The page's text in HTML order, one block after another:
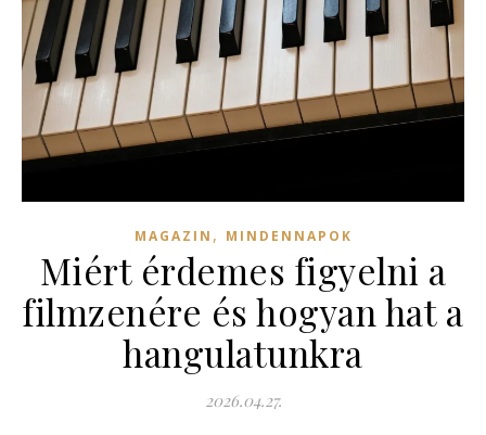
MAGAZIN , MINDENNAPOK
Miért érdemes figyelni a
filmzenére és hogyan hat a
hangulatunkra
2026.04.27.